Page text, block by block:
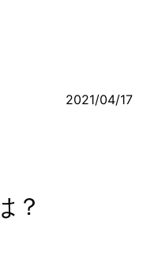
2021/04/17
？